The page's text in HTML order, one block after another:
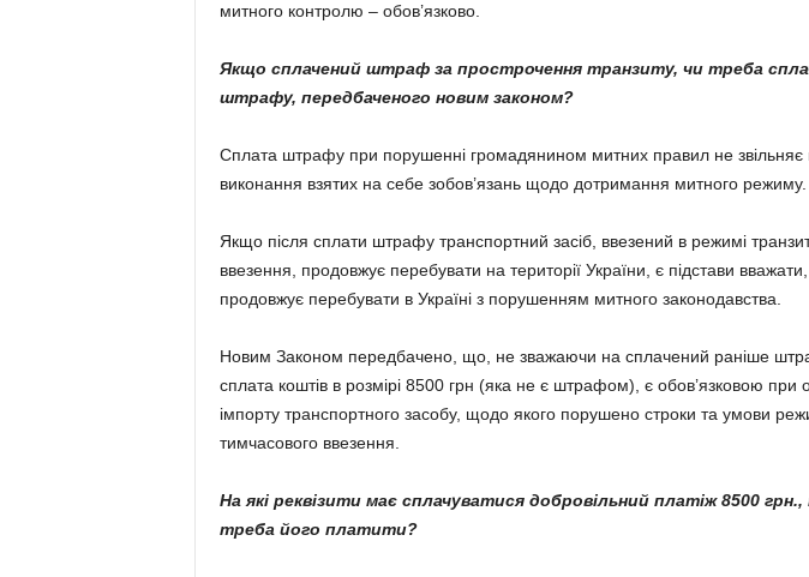
митного контролю – обов’язково.
Якщо сплачений штраф за прострочення транзиту, чи треба
штрафу, передбаченого новим законом?
Сплата штрафу при порушенні громадянином митних правил не звільняє
виконання взятих на себе зобов’язань щодо дотримання митного режиму.
Якщо після сплати штрафу транспортний засіб, ввезений в режимі
ввезення, продовжує перебувати на території України, є підстави
продовжує перебувати в Україні з порушенням митного законодавства.
Новим Законом передбачено, що, не зважаючи на сплачений раніше
сплата коштів в розмірі 8500 грн (яка не є штрафом), є обов’язковою
імпорту транспортного засобу, щодо якого порушено строки та умови
тимчасового ввезення.
На які реквізити має сплачуватися добровільний платіж 8500
треба його платити?